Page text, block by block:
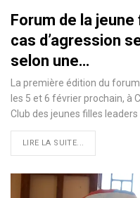
Forum de la jeune
cas d’agression
selon une…
La première édition du
les 5 et 6 février prochain, à
Club des jeunes filles leaders
LIRE LA SUITE...